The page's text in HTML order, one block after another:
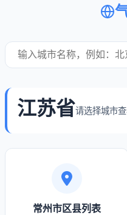
江苏省请选择城市
常州市区县列表